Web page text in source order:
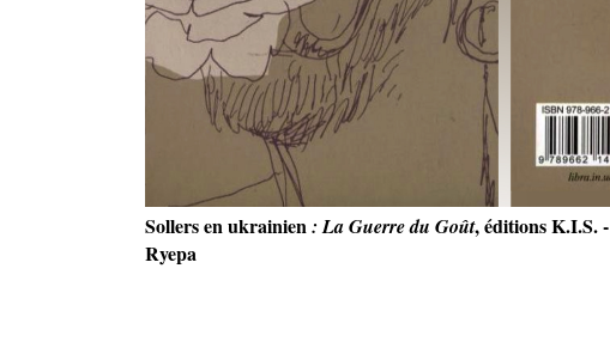
Sollers en ukrainien: La Guerre du Goût, éditions K.I.S.
Ryepa